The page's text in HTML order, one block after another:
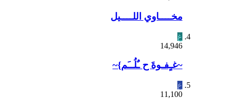
مخــــاوي اللــــيل
غ
14,946
~غـٍفـوةَ ح ـٌلُــَم}~
ع
11,100